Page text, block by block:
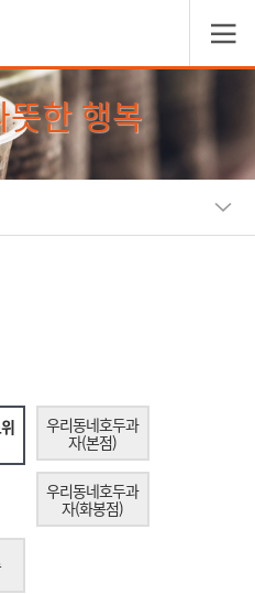
뜻한 행복
우리동네호두과
자(본점)
우리동네호두과
자(화봉점)